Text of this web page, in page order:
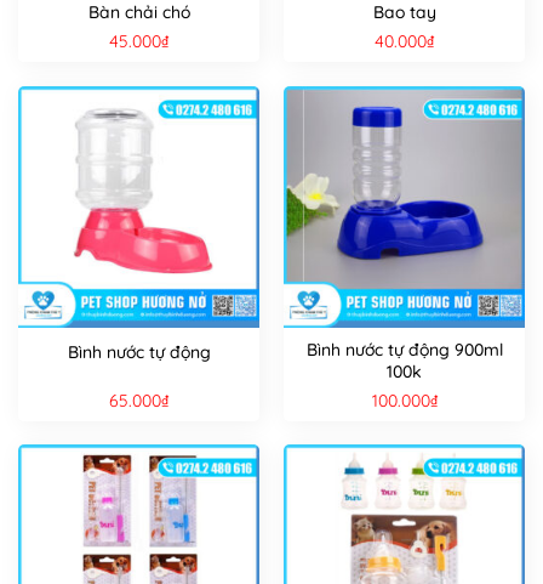
Bàn chải chó
45.000₫
Bao tay
40.000₫
Bình nước tự động
65.000₫
Bình nước tự động 900ml
100k
100.000₫